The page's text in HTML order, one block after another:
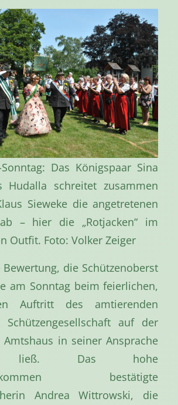
Sonntag: Das Königspaar Sina
Hudalla schreitet zusammen
Sieweke die angetretenen
– hier die „Rotjacken“ im
Outfit. Foto: Volker Zeiger
die Schützenoberst
am Sonntag beim feierlichen,
Auftritt des amtierenden
auf der
in seiner Ansprache
ließ. Das hohe
bestätigte
Andrea Wittrowski, die